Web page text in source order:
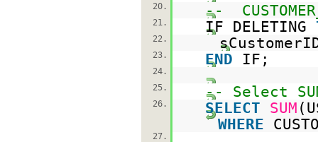
20.
--
21. IF DELETING
22.
23. END IF;
24.
25.
-- Select
26. SELECT SUM
WHERE
27.